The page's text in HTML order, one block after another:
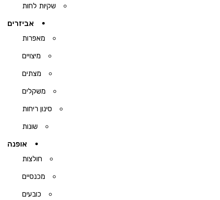
שקיות לחות
אביזרים
מאפרות
מיצויים
מצתים
משקלים
סינון ריחות
שונות
אופנה
חולצות
מכנסיים
כובעים